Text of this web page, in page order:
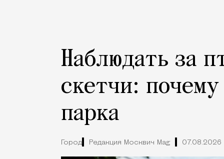
Наблюдать за
скетчи:
парка
Город Редакция Москвич Mag 07.08.2026